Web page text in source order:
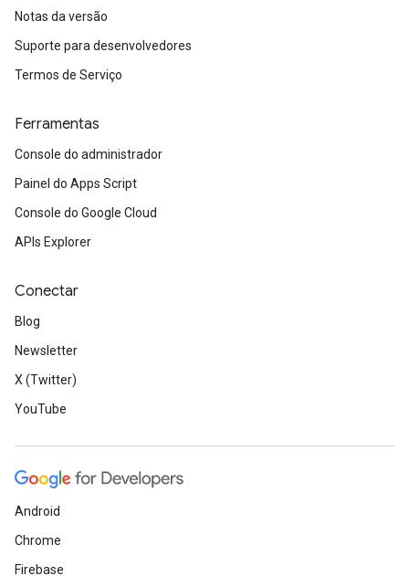
Notas da versão
Suporte para desenvolvedores
Termos de Serviço
Ferramentas
Console do administrador
Painel do Apps Script
Console do Google Cloud
APIs Explorer
Conectar
Blog
Newsletter
X (Twitter)
YouTube
Android
Chrome
Firebase